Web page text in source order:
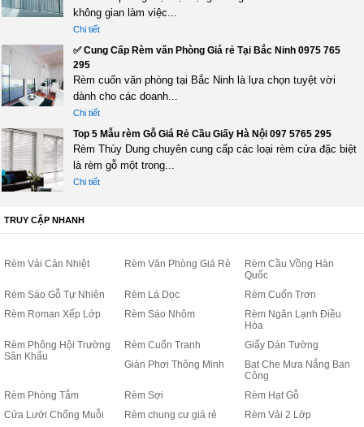
không gian làm việc...
Chi tiết
✅ Cung Cấp Rèm văn Phòng Giá rẻ Tại Bắc Ninh 0975 765
295
Rèm cuốn văn phòng tại Bắc Ninh là lựa chọn tuyệt vời
dành cho các doanh...
Chi tiết
Top 5 Mẫu rèm Gỗ Giá Rẻ Cầu Giấy Hà Nội 097 5765 295
Rèm Thùy Dung chuyên cung cấp các loại rèm cửa đặc biệt
là rèm gỗ một trong...
Chi tiết
TRUY CẬP NHANH
Rèm Vải Cản Nhiệt Rèm Văn Phòng Giá Rẻ
Rèm Cầu Vồng Hàn
Quốc
Rèm Sáo Gỗ Tự Nhiên
Rèm Lá Dọc
Rèm Cuốn Trơn
Rèm Roman Xếp Lớp
Rèm Sáo Nhôm
Rèm Ngăn Lạnh Điều
Hòa
Rèm Phông Hội Trường
Sân Khấu
Rèm Cuốn Tranh
Giấy Dán Tường
Giàn Phơi Thông Minh
Bạt Che Mưa Nắng Ban
Công
Rèm Phòng Tắm
Rèm Sợi
Rèm Hạt Gỗ
Cửa Lưới Chống Muỗi
Rèm chung cư giá rẻ
Rèm Vải 2 Lớp